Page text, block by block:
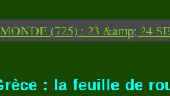
: la feuille de